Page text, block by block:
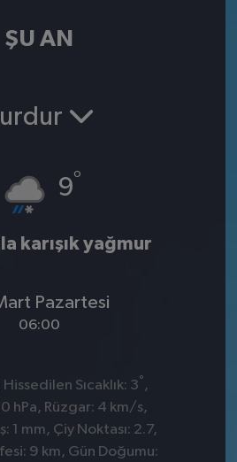
ŞU AN
9°
karışık yağmur
Pazartesi
06:00
Sıcaklık: 3° ,
hPa, Rüzgar: 4 km/s,
1 mm, Çiy Noktası: 2.7,
9 km, Gün Doğumu: